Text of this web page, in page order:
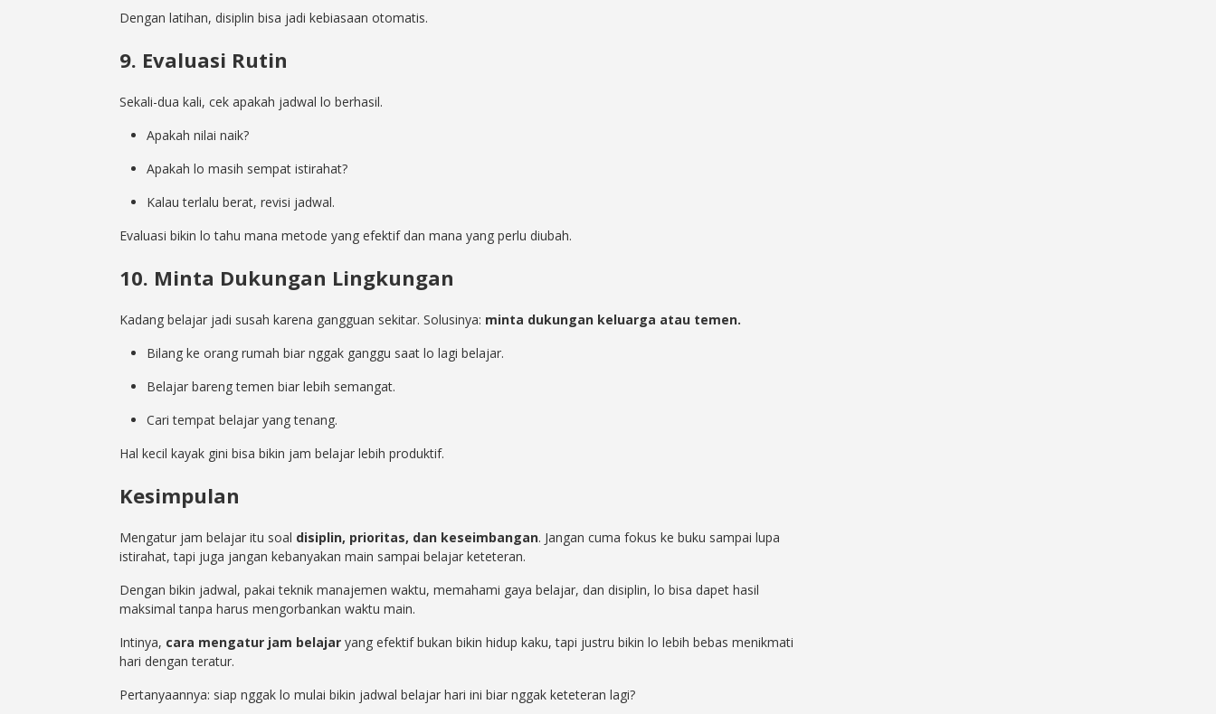
Dengan latihan, disiplin bisa jadi kebiasaan otomatis.
9. Evaluasi Rutin
Sekali-dua kali, cek apakah jadwal lo berhasil.
Apakah nilai naik?
Apakah lo masih sempat istirahat?
Kalau terlalu berat, revisi jadwal.
Evaluasi bikin lo tahu mana metode yang efektif dan mana yang perlu diubah.
10. Minta Dukungan Lingkungan
Kadang belajar jadi susah karena gangguan sekitar. Solusinya: minta dukungan keluarga atau temen.
Bilang ke orang rumah biar nggak ganggu saat lo lagi belajar.
Belajar bareng temen biar lebih semangat.
Cari tempat belajar yang tenang.
Hal kecil kayak gini bisa bikin jam belajar lebih produktif.
Kesimpulan
Mengatur jam belajar itu soal disiplin, prioritas, dan keseimbangan. Jangan cuma fokus ke buku sampai lupa
istirahat, tapi juga jangan kebanyakan main sampai belajar keteteran.
Dengan bikin jadwal, pakai teknik manajemen waktu, memahami gaya belajar, dan disiplin, lo bisa dapet hasil
maksimal tanpa harus mengorbankan waktu main.
Intinya, cara mengatur jam belajar yang efektif bukan bikin hidup kaku, tapi justru bikin lo lebih bebas menikmati
hari dengan teratur.
Pertanyaannya: siap nggak lo mulai bikin jadwal belajar hari ini biar nggak keteteran lagi?